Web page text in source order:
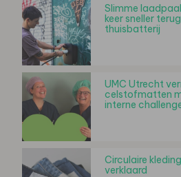
Slimme
keer sneller
thuisbatterij
UMC Utrecht
celstofmatten
interne
Circulaire
verklaard